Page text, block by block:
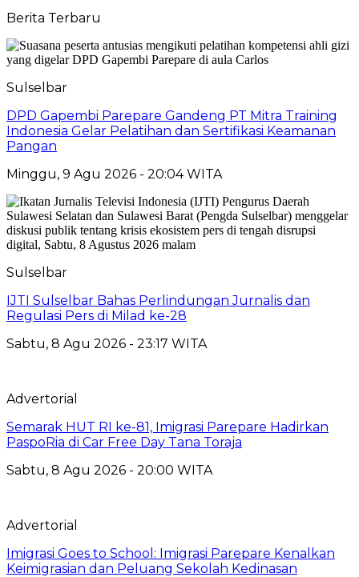
Berita Terbaru
Sulselbar
DPD Gapembi Parepare Gandeng PT Mitra Training
Indonesia Gelar Pelatihan dan Sertifikasi Keamanan
Pangan
Minggu, 9 Agu 2026 - 20:04 WITA
Sulselbar
IJTI Sulselbar Bahas Perlindungan Jurnalis dan
Regulasi Pers di Milad ke-28
Sabtu, 8 Agu 2026 - 23:17 WITA
Advertorial
Semarak HUT RI ke-81, Imigrasi Parepare Hadirkan
PaspoRia di Car Free Day Tana Toraja
Sabtu, 8 Agu 2026 - 20:00 WITA
Advertorial
Imigrasi Goes to School: Imigrasi Parepare Kenalkan
Keimigrasian dan Peluang Sekolah Kedinasan